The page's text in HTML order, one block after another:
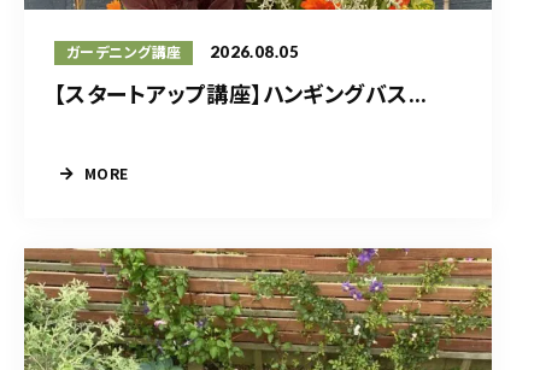
ガーデニング講座 2026.08.05
【スタートアップ講座】ハンギングバス...
MORE